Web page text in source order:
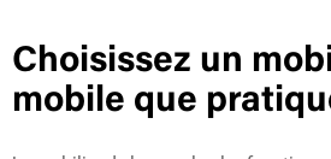
Choisissez un
mobile que